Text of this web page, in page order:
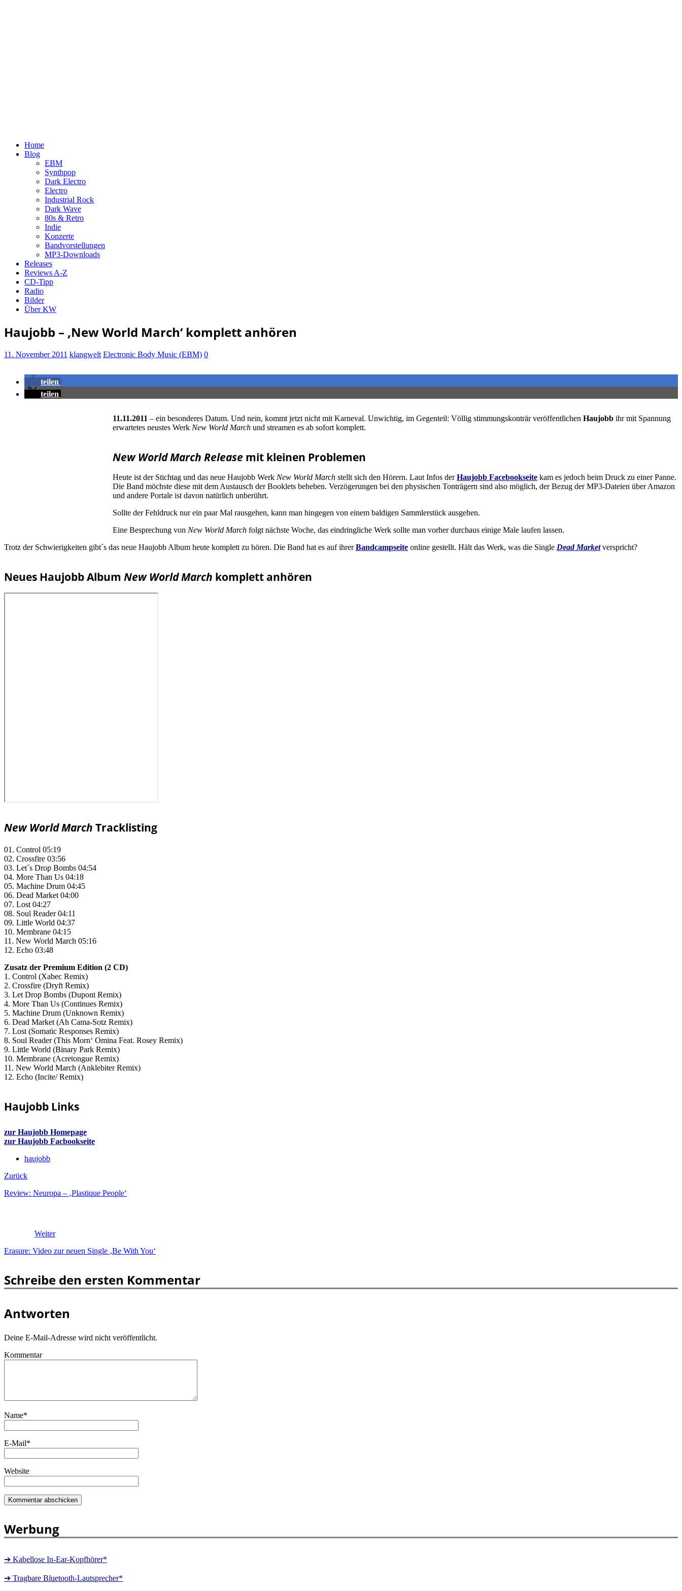
Home
Blog
EBM
Synthpop
Dark Electro
Electro
Industrial Rock
Dark Wave
80s & Retro
Indie
Konzerte
Bandvorstellungen
MP3-Downloads
Releases
Reviews A-Z
CD-Tipp
Radio
Bilder
Über KW
Haujobb – ‚New World March‘ komplett anhören
11. November 2011 klangwelt Electronic Body Music (EBM) 0
teilen
teilen
11.11.2011 – ein besonderes Datum. Und nein, kommt jetzt nicht mit Karneval. Unwichtig, im Gegenteil: Völlig stimmungskonträr veröffentlichen Haujobb ihr mit Spannung
erwartetes neustes Werk New World March und streamen es ab sofort komplett.
New World March Release mit kleinen Problemen
Heute ist der Stichtag und das neue Haujobb Werk New World March stellt sich den Hörern. Laut Infos derHaujobb Facebookseite kam es jedoch beim Druck zu einer Panne.
Die Band möchste diese mit dem Austausch der Booklets beheben. Verzögerungen bei den physischen Tonträgern sind also möglich, der Bezug der MP3-Dateien über Amazon
und andere Portale ist davon natürlich unberührt.
Sollte der Fehldruck nur ein paar Mal rausgehen, kann man hingegen von einem baldigen Sammlerstück ausgehen.
Eine Besprechung von New World March folgt nächste Woche, das eindringliche Werk sollte man vorher durchaus einige Male laufen lassen.
Trotz der Schwierigkeiten gibt´s das neue Haujobb Album heute komplett zu hören. Die Band hat es auf ihrerBandcampseite online gestellt. Hält das Werk, was die Single Dead Marketverspricht?
Neues Haujobb Album New World March komplett anhören
New World March Tracklisting
01. Control 05:19
02. Crossfire 03:56
03. Let´s Drop Bombs 04:54
04. More Than Us 04:18
05. Machine Drum 04:45
06. Dead Market 04:00
07. Lost 04:27
08. Soul Reader 04:11
09. Little World 04:37
10. Membrane 04:15
11. New World March 05:16
12. Echo 03:48
Zusatz der Premium Edition (2 CD)
1. Control (Xabec Remix)
2. Crossfire (Dryft Remix)
3. Let Drop Bombs (Dupont Remix)
4. More Than Us (Continues Remix)
5. Machine Drum (Unknown Remix)
6. Dead Market (Ah Cama-Sotz Remix)
7. Lost (Somatic Responses Remix)
8. Soul Reader (This Morn‘ Omina Feat. Rosey Remix)
9. Little World (Binary Park Remix)
10. Membrane (Acretongue Remix)
11. New World March (Anklebiter Remix)
12. Echo (Incite/ Remix)
Haujobb Links
zur Haujobb Homepage
zur Haujobb Facbookseite
haujobb
Zurück
Review: Neuropa – ‚Plastique People‘
Weiter
Erasure: Video zur neuen Single ‚Be With You‘
Schreibe den ersten Kommentar
Antworten
Deine E-Mail-Adresse wird nicht veröffentlicht.
Kommentar
Name*
E-Mail*
Website
Werbung
➔ Kabellose In-Ear-Kopfhörer*
➔ Tragbare Bluetooth-Lautsprecher*